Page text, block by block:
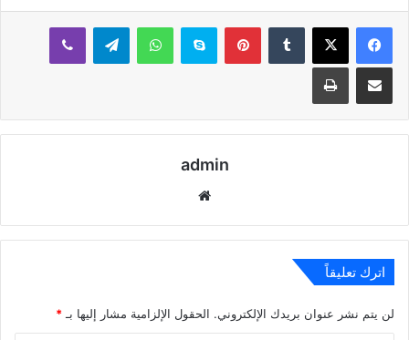
بينتيريستسكايب واتساب تيلقرام ڤايبر
مشاركة عبر البريد طباعة
admin
اترك تعليقاً
لن يتم نشر عنوان بريدك الإلكتروني. الحقول الإلزامية مشار إليها بـ *